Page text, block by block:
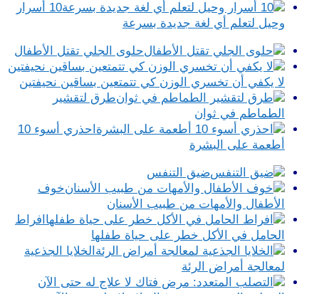
10 أسرار
وحيل لتعلم أي لغة جديدة بسرعة
حلوى الجلي تقتل الأطفال
لا يكفي أن تخسري الوزن كي تتمتعين بساقين نحيفتين
طرق لتقشير
الطماطم في ثوان
احذري أسوء 10
أطعمة على البشرة
ضيق التنفس
خوف
الأطفال والأمهات من طبيب الأسنان
افراط
الحامل في الأكل خطر على حياة طفلها
الخلايا الجذعية
لمعالجة أمراض الرئة